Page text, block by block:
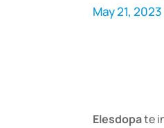
May 21, 2023
Elesdopate